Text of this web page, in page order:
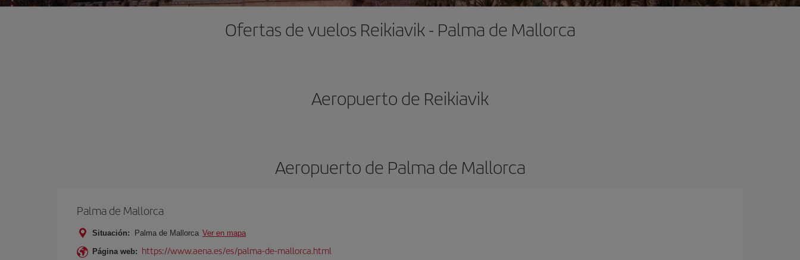
Ofertas de vuelos Reikiavik - Palma de Mallorca
Aeropuerto de Reikiavik
Aeropuerto de Palma de Mallorca
Palma de Mallorca
Situación: Palma de Mallorca Ver en mapa
Página web: https://www.aena.es/es/palma-de-mallorca.html